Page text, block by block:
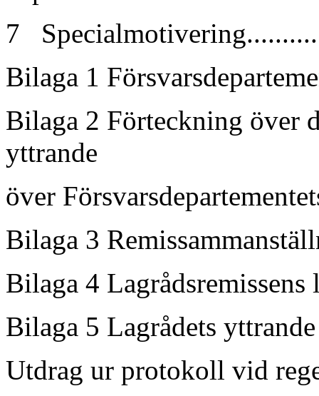
7
Bilaga 1
Bilaga 2 Förteckning över
yttrande
över
Bilaga 3
Bilaga 4
Bilaga 5 Lagrådets
Utdrag ur protokoll vid